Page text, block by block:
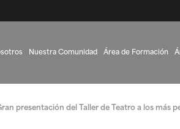
Nuestra Comunidad Área de Formación
presentación del Taller de Teatro a los más